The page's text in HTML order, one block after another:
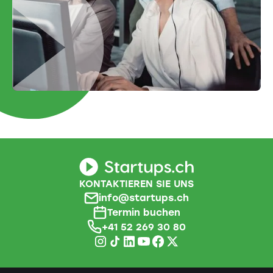
KONTAKTIEREN SIE UNS
info@startups.ch
Termin buchen
+41 52 269 30 80